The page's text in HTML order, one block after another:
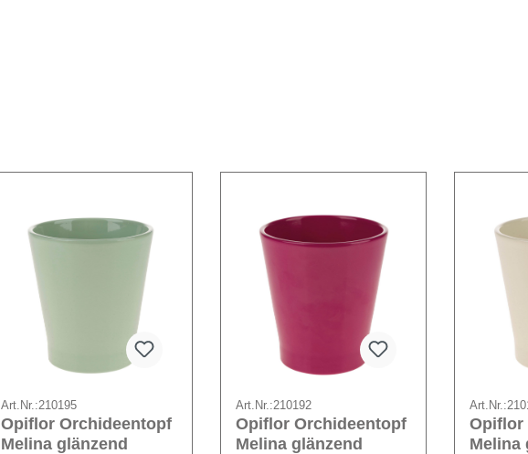
Art.Nr.:210195
Opiflor Orchideentopf
Melina glänzend
Art.Nr.:210192
Opiflor Orchideentopf
Melina glänzend
Art.Nr.:
Opiflor
Melina